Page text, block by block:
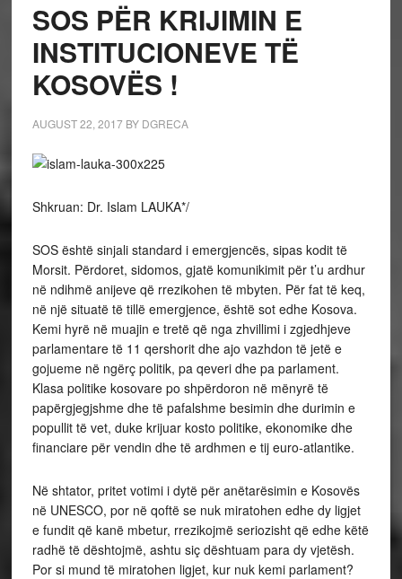
SOS PËR KRIJIMIN E
INSTITUCIONEVE TË
KOSOVËS !
AUGUST 22, 2017BY DGRECA
Shkruan: Dr. Islam LAUKA*/
SOS është sinjali standard i emergjencës, sipas kodit të
Morsit. Përdoret, sidomos, gjatë komunikimit për t’u ardhur
në ndihmë anijeve që rrezikohen të mbyten. Për fat të keq,
në një situatë të tillë emergjence, është sot edhe Kosova.
Kemi hyrë në muajin e tretë që nga zhvillimi i zgjedhjeve
parlamentare të 11 qershorit dhe ajo vazhdon të jetë e
gojueme në ngërç politik, pa qeveri dhe pa parlament.
Klasa politike kosovare po shpërdoron në mënyrë të
papërgjegjshme dhe të pafalshme besimin dhe durimin e
popullit të vet, duke krijuar kosto politike, ekonomike dhe
financiare për vendin dhe të ardhmen e tij euro-atlantike.
Në shtator, pritet votimi i dytë për anëtarësimin e Kosovës
në UNESCO, por në qoftë se nuk miratohen edhe dy ligjet
e fundit që kanë mbetur, rrezikojmë seriozisht që edhe këtë
radhë të dështojmë, ashtu siç dështuam para dy vjetësh.
Por si mund të miratohen ligjet, kur nuk kemi parlament?